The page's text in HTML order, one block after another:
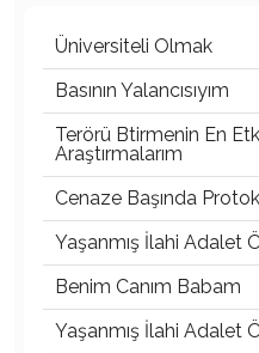
Üniversiteli Olmak
Basının Yalancısıyım
Terörü Btirmenin En
Araştırmalarım
Cenaze Başında
Yaşanmış İlahi Adalet
Benim Canım Babam
Yaşanmış İlahi Adalet